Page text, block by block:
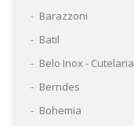
Barazzoni
Batil
Belo Inox - Cutelaria
Berndes
Bohemia